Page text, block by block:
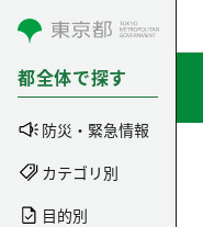
コンテンツにスキップ
都全体で探す
防災・緊急情報
カテゴリ別
目的別